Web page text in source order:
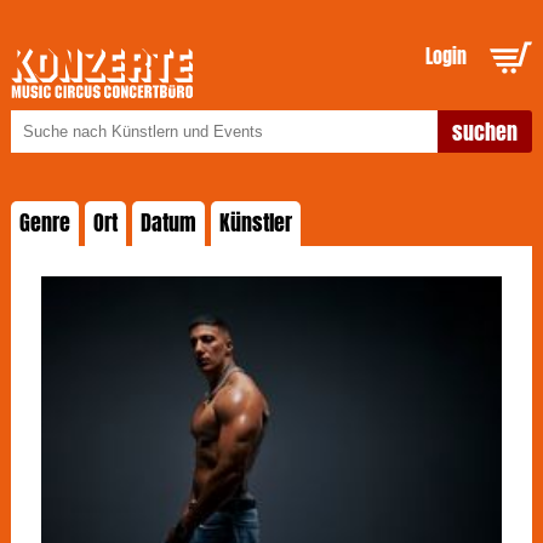
Login
Genre Ort Datum Künstler